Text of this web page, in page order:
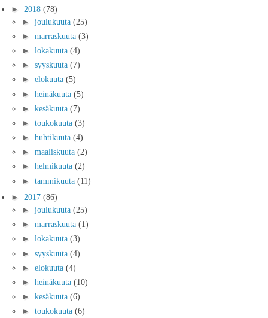
► 2018 (78)
► joulukuuta (25)
► marraskuuta (3)
► lokakuuta (4)
► syyskuuta (7)
► elokuuta (5)
► heinäkuuta (5)
► kesäkuuta (7)
► toukokuuta (3)
► huhtikuuta (4)
► maaliskuuta (2)
► helmikuuta (2)
► tammikuuta (11)
► 2017 (86)
► joulukuuta (25)
► marraskuuta (1)
► lokakuuta (3)
► syyskuuta (4)
► elokuuta (4)
► heinäkuuta (10)
► kesäkuuta (6)
► toukokuuta (6)